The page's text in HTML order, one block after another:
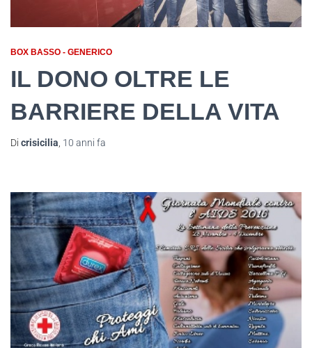
BOX BASSO - GENERICO
IL DONO OLTRE LE
BARRIERE DELLA VITA
Di crisicilia 10 anni fa